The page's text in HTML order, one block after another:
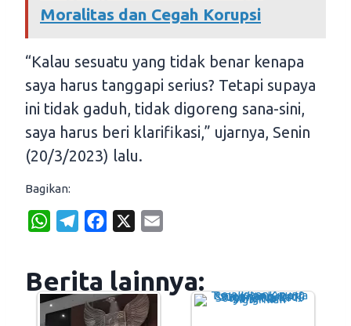
Moralitas dan Cegah Korupsi
“Kalau sesuatu yang tidak benar kenapa
saya harus tanggapi serius? Tetapi supaya
ini tidak gaduh, tidak digoreng sana-sini,
saya harus beri klarifikasi,” ujarnya, Senin
(20/3/2023) lalu.
Bagikan:
W
t
s
e
g
e
b
i
Berita lainnya: